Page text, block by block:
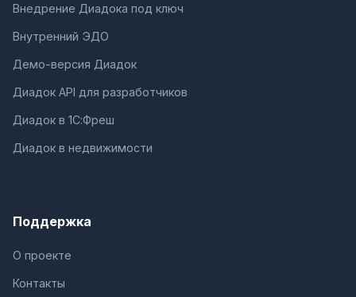
Внедрение Диадока под ключ
Внутренний ЭДО
Демо-версия Диадок
Диадок API для разработчиков
Диадок в 1С:Фреш
Диадок в недвижимости
Поддержка
О проекте
Контакты